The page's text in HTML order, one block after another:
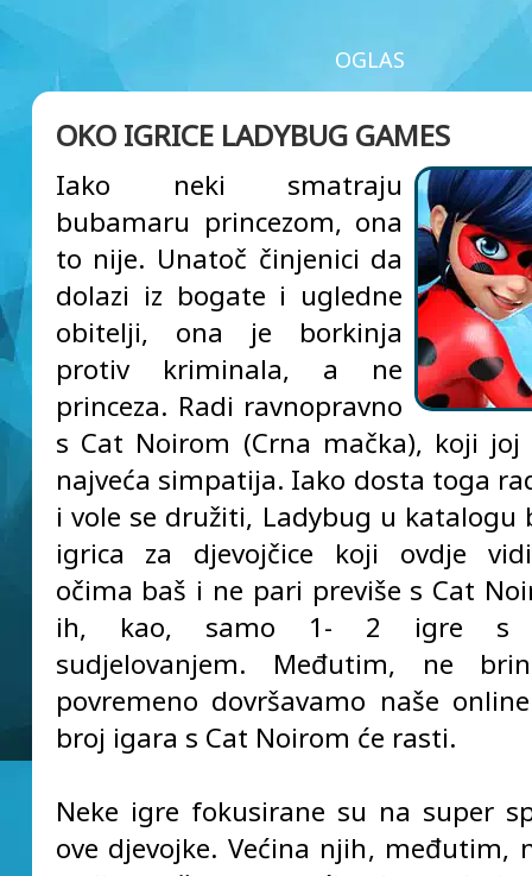
OGLAS
OKO IGRICE LADYBUG GAMES
Iako neki smatraju
bubamaru princezom, ona
to nije. Unatoč činjenici da
dolazi iz bogate i ugledne
obitelji, ona je borkinja
protiv kriminala, a ne
princeza. Radi ravnopravno
s Cat Noirom (Crna mačka), koji
najveća simpatija. Iako dosta toga
i vole se družiti, Ladybug u katalogu
igrica za djevojčice koji ovdje
očima baš i ne pari previše s Cat
ih, kao, samo 1- 2 igre s
sudjelovanjem. Međutim, ne
povremeno dovršavamo naše
broj igara s Cat Noirom će rasti.
Neke igre fokusirane su na super
ove djevojke. Većina njih, međutim,